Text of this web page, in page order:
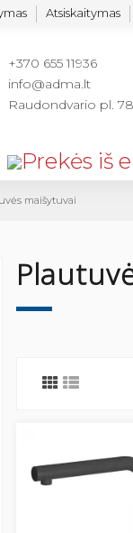
Atsiskaitymas
+370 655 11936
info@adma.lt
Raudondvario pl.
maišytuvai